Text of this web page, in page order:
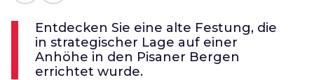
Entdecken Sie eine alte Festung, die
in strategischer Lage auf einer
Anhöhe in den Pisaner Bergen
errichtet wurde.